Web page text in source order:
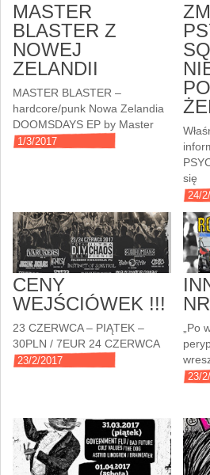
MASTER
BLASTER Z
NOWEJ
ZELANDII
MASTER BLASTER –
hardcore/punk Nowa Zelandia
DOOMSDAYS EP by Master
1/3/2017
się
24/
CENY
WEJŚCIÓWEK !!!
23 CZERWCA – PIĄTEK –
30PLN / 7EUR 24 CZERWCA
23/2/2017
„Po
23/